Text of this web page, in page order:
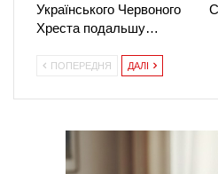
Українського Червоного
Хреста подальшу…
ПОПЕРЕДНЯ ДАЛІ